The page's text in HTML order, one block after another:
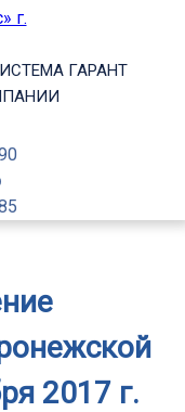
ГАРАНТ
2017 г.